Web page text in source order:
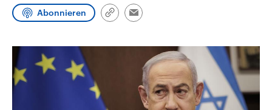
Wahl.
Audio-Archiv
Abonnieren
Link
Email